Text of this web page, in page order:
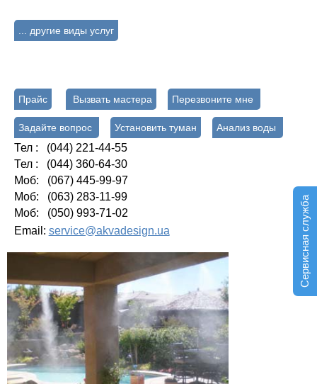
Сервисная служба
... другие виды услуг
Прайс Вызвать мастера Перезвоните мне
Задайте вопрос Установить туман Анализ воды
Тел : (044) 221-44-55
Тел : (044) 360-64-30
Моб: (067) 445-99-97
Моб: (063) 283-11-99
Моб: (050) 993-71-02
Email: service@akvadesign.ua